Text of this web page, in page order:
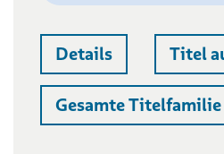
Details Titel
Gesamte